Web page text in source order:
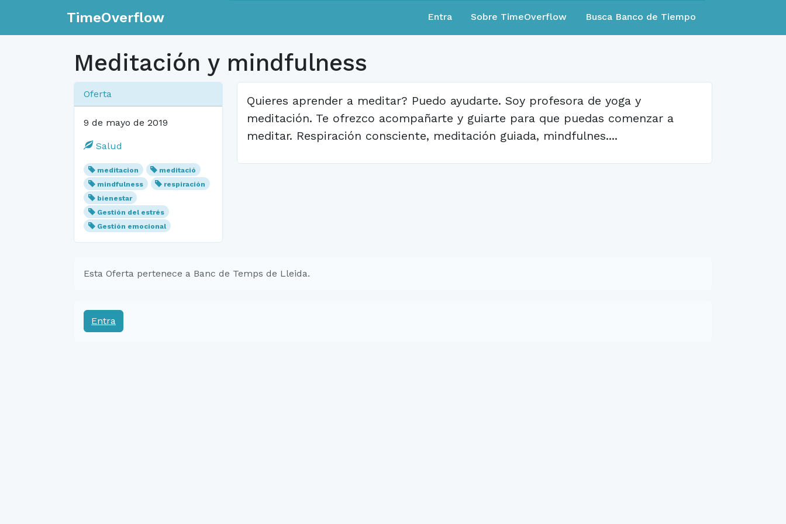
TimeOverflow Entra Sobre TimeOverflow Busca Banco de Tiempo
Meditación y mindfulness
Oferta
9 de mayo de 2019
Salud
meditacion
meditació
mindfulness
respiración
bienestar
Gestión del estrés
Gestión emocional
Quieres aprender a meditar? Puedo ayudarte. Soy profesora de yoga y
meditación. Te ofrezco acompañarte y guiarte para que puedas comenzar a
meditar. Respiración consciente, meditación guiada, mindfulnes....
Esta Oferta pertenece a Banc de Temps de Lleida.
Entra